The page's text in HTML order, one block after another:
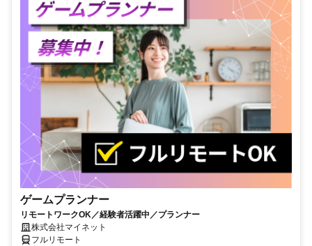
ゲームプランナー
リモートワークOK／経験者活躍中／プランナー
株式会社マイネット
フルリモート